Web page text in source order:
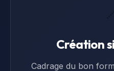
Création
Cadrage du bon